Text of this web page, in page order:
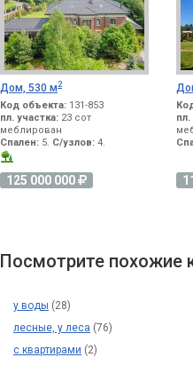
Дом, 530 м 2
Код объекта: 131-853
пл. участка: 23 сот
меблирован
Спален: 5. С/узлов: 4.
125 000 000
пл.
Посмотрите похожие
у воды (28)
лесные, у леса (76)
с квартирами (2)